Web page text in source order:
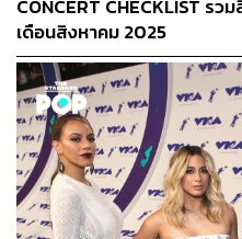
CONCERT CHECKLIST รว
เดือนสิงหาคม 2025